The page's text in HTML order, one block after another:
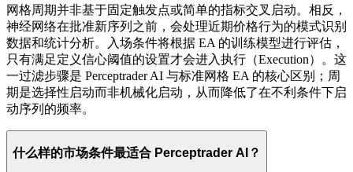
网格周期并非基于固定触发点或简单的指标交叉启动。相反，
神经网络在批准新序列之前，会处理近期价格行为的模式识别
数据和统计分析。入场条件将根据 EA 的训练模型进行评估，
只有满足定义信心阈值的设置才会进入执行（Execution）。这
一过滤步骤是 Perceptrader AI 与标准网格 EA 的核心区别；周
期是选择性启动而非机械化启动，从而降低了在不利条件下启
动序列的频率。
什么样的市场条件最适合 Perceptrader AI？